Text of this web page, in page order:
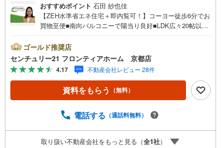
おすすめポイント 石田 紗也佳
【ZEH水準省エネ住宅＋即内覧可！】コーヨー徒歩6分でお
買物至便■南向バルコニーで陽当り良好■LDK広々20帖以上
で収納充実ですね 特徴・駐車場2台可能で家族で複数台お
持ちの方も安心です・カウンターキッチンで家族との会話
も弾みますね・保育園徒歩5分でお子様の送迎も困りません
立地・八幡小学校まで徒歩約5分・男山中学校まで徒歩約9
分 弊社が選ばれる理由 1.お金の扱い方のプロ、ファイナン
シャルプランナーが資金計画をサポート！2.買い替えなど
繋がりがあるため、最も低金利になるように審査が可能！
社のリフォームプランナーがご提案！5.定期的にご連絡を
繋ぎ、有事の際に迅速にサポートいたします弊社は専門家
ゴールド推奨店
センチュリー21 フロンティアホーム 京都店
4.17 不動産会社レビュー 28件
資料をもらう （無料）
電話する （通話料無料）
取り扱い不動産会社をもっと見る（全1社）